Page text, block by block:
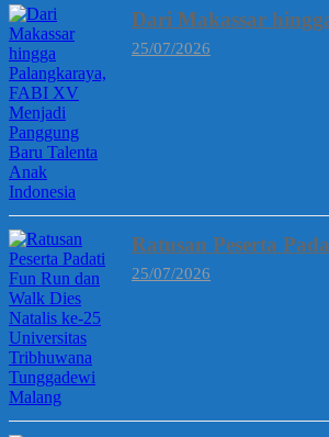
Dari Makassar
25/07/2026
Ratusan Peserta
25/07/2026